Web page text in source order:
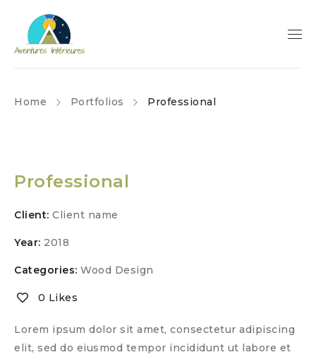
Home Portfolios Professional
Professional
Client: Client name
Year: 2018
Categories: Wood Design
0 Likes
Lorem ipsum dolor sit amet, consectetur adipiscing
elit, sed do eiusmod tempor incididunt ut labore et